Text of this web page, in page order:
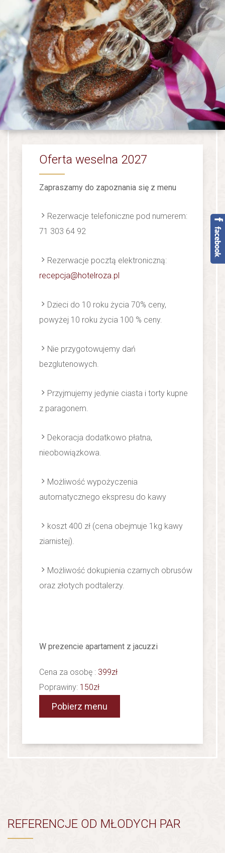
Oferta weselna 2027
Zapraszamy do zapoznania się z menu
Rezerwacje telefoniczne pod numerem:
71 303 64 92
Rezerwacje pocztą elektroniczną:
recepcja@hotelroza.pl
Dzieci do 10 roku życia 70% ceny,
powyżej 10 roku życia 100 % ceny.
Nie przygotowujemy dań
bezglutenowych.
Przyjmujemy jedynie ciasta i torty kupne
z paragonem.
Dekoracja dodatkowo płatna,
nieobowiązkowa.
Możliwość wypożyczenia
automatycznego ekspresu do kawy
koszt 400 zł (cena obejmuje 1kg kawy
ziarnistej).
Możliwość dokupienia czarnych obrusów
oraz złotych podtalerzy.
W prezencie apartament z jacuzzi
Cena za osobę : 399zł
Poprawiny: 150zł
Pobierz menu
REFERENCJE OD MŁODYCH PAR